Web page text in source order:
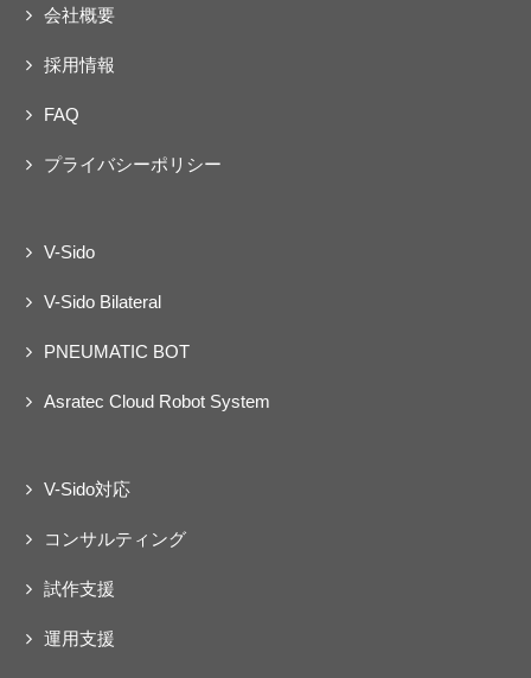
会社概要
採用情報
FAQ
プライバシーポリシー
V-Sido
V-Sido Bilateral
PNEUMATIC BOT
Asratec Cloud Robot System
V-Sido対応
コンサルティング
試作支援
運用支援